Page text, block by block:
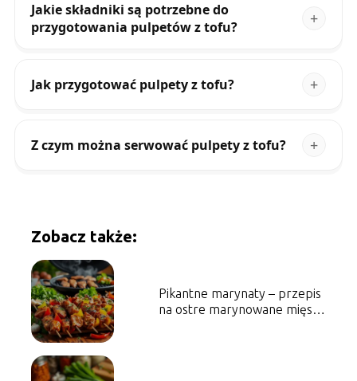
Jakie składniki są potrzebne do
przygotowania pulpetów z tofu?
Jak przygotować pulpety z tofu?
Z czym można serwować pulpety z tofu?
Zobacz także:
Pikantne marynaty – przepis
na ostre marynowane mięsa i